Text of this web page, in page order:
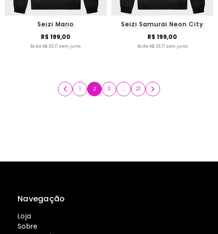
Seizi Mario
R$ 199,00
6x de R$ 33,17 sem juros
Seizi Samurai Neon City
R$ 199,00
6x de R$ 33,17 sem juros
1 2 3 … 21
Navegação
Loja
Sobre